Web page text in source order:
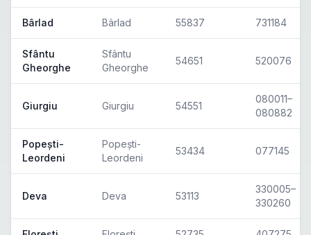
Bârlad Bârlad 55837 731184
Sfântu
Gheorghe
Sfântu
Gheorghe
54651 520076
Giurgiu Giurgiu 54551
080011–
080882
Popești-
Leordeni
Popești-
Leordeni
53434 077145
Deva Deva 53113
330005–
330260